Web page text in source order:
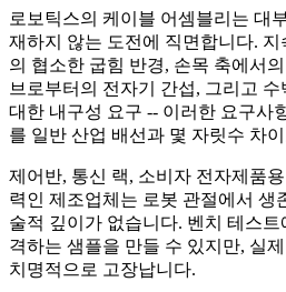
로보틱스의 케이블 어셈블리는 대
재하지 않는 도전에 직면합니다.
의 협소한 굽힘 반경, 손목 축에서
브로부터의 전자기 간섭, 그리고
대한 내구성 요구 -- 이러한 요구사
를 일반 산업 배선과 몇 자릿수 차
제어반, 통신 랙, 소비자 전자제품
력인 제조업체는 로봇 관절에서 생
술적 깊이가 없습니다. 벤치 테스
격하는 샘플을 만들 수 있지만, 실
치명적으로 고장납니다.